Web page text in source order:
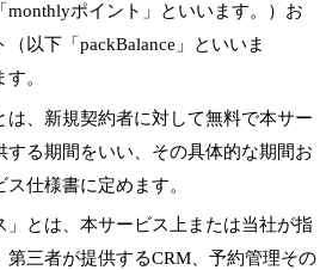
monthlyポイント」といいます。）お
以下「packBalance」といいま
。
は、新規契約者に対して無料で本サー
する期間をいい、その具体的な期間お
仕様書に定めます。
」とは、本サービス上または当社が指
第三者が提供するCRM、予約管理その